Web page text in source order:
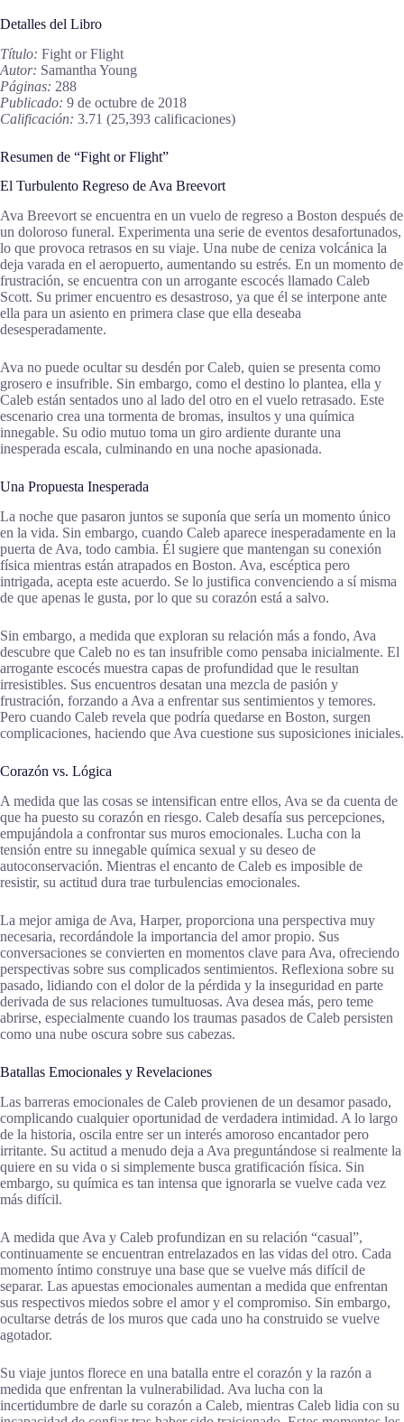
Detalles del Libro
Título: Fight or Flight
Autor: Samantha Young
Páginas: 288
Publicado: 9 de octubre de 2018
Calificación: 3.71 (25,393 calificaciones)
Resumen de “Fight or Flight”
El Turbulento Regreso de Ava Breevort
Ava Breevort se encuentra en un vuelo de regreso a Boston después de
un doloroso funeral. Experimenta una serie de eventos desafortunados,
lo que provoca retrasos en su viaje. Una nube de ceniza volcánica la
deja varada en el aeropuerto, aumentando su estrés. En un momento de
frustración, se encuentra con un arrogante escocés llamado Caleb
Scott. Su primer encuentro es desastroso, ya que él se interpone ante
ella para un asiento en primera clase que ella deseaba
desesperadamente.
Ava no puede ocultar su desdén por Caleb, quien se presenta como
grosero e insufrible. Sin embargo, como el destino lo plantea, ella y
Caleb están sentados uno al lado del otro en el vuelo retrasado. Este
escenario crea una tormenta de bromas, insultos y una química
innegable. Su odio mutuo toma un giro ardiente durante una
inesperada escala, culminando en una noche apasionada.
Una Propuesta Inesperada
La noche que pasaron juntos se suponía que sería un momento único
en la vida. Sin embargo, cuando Caleb aparece inesperadamente en la
puerta de Ava, todo cambia. Él sugiere que mantengan su conexión
física mientras están atrapados en Boston. Ava, escéptica pero
intrigada, acepta este acuerdo. Se lo justifica convenciendo a sí misma
de que apenas le gusta, por lo que su corazón está a salvo.
Sin embargo, a medida que exploran su relación más a fondo, Ava
descubre que Caleb no es tan insufrible como pensaba inicialmente. El
arrogante escocés muestra capas de profundidad que le resultan
irresistibles. Sus encuentros desatan una mezcla de pasión y
frustración, forzando a Ava a enfrentar sus sentimientos y temores.
Pero cuando Caleb revela que podría quedarse en Boston, surgen
complicaciones, haciendo que Ava cuestione sus suposiciones iniciales.
Corazón vs. Lógica
A medida que las cosas se intensifican entre ellos, Ava se da cuenta de
que ha puesto su corazón en riesgo. Caleb desafía sus percepciones,
empujándola a confrontar sus muros emocionales. Lucha con la
tensión entre su innegable química sexual y su deseo de
autoconservación. Mientras el encanto de Caleb es imposible de
resistir, su actitud dura trae turbulencias emocionales.
La mejor amiga de Ava, Harper, proporciona una perspectiva muy
necesaria, recordándole la importancia del amor propio. Sus
conversaciones se convierten en momentos clave para Ava, ofreciendo
perspectivas sobre sus complicados sentimientos. Reflexiona sobre su
pasado, lidiando con el dolor de la pérdida y la inseguridad en parte
derivada de sus relaciones tumultuosas. Ava desea más, pero teme
abrirse, especialmente cuando los traumas pasados de Caleb persisten
como una nube oscura sobre sus cabezas.
Batallas Emocionales y Revelaciones
Las barreras emocionales de Caleb provienen de un desamor pasado,
complicando cualquier oportunidad de verdadera intimidad. A lo largo
de la historia, oscila entre ser un interés amoroso encantador pero
irritante. Su actitud a menudo deja a Ava preguntándose si realmente la
quiere en su vida o si simplemente busca gratificación física. Sin
embargo, su química es tan intensa que ignorarla se vuelve cada vez
más difícil.
A medida que Ava y Caleb profundizan en su relación “casual”,
continuamente se encuentran entrelazados en las vidas del otro. Cada
momento íntimo construye una base que se vuelve más difícil de
separar. Las apuestas emocionales aumentan a medida que enfrentan
sus respectivos miedos sobre el amor y el compromiso. Sin embargo,
ocultarse detrás de los muros que cada uno ha construido se vuelve
agotador.
Su viaje juntos florece en una batalla entre el corazón y la razón a
medida que enfrentan la vulnerabilidad. Ava lucha con la
incertidumbre de darle su corazón a Caleb, mientras Caleb lidia con su